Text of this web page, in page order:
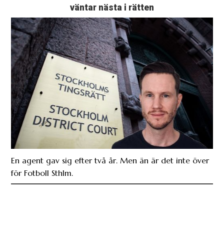
En agent gav sig efter två år. Men än är det inte över
för Fotboll Sthlm.